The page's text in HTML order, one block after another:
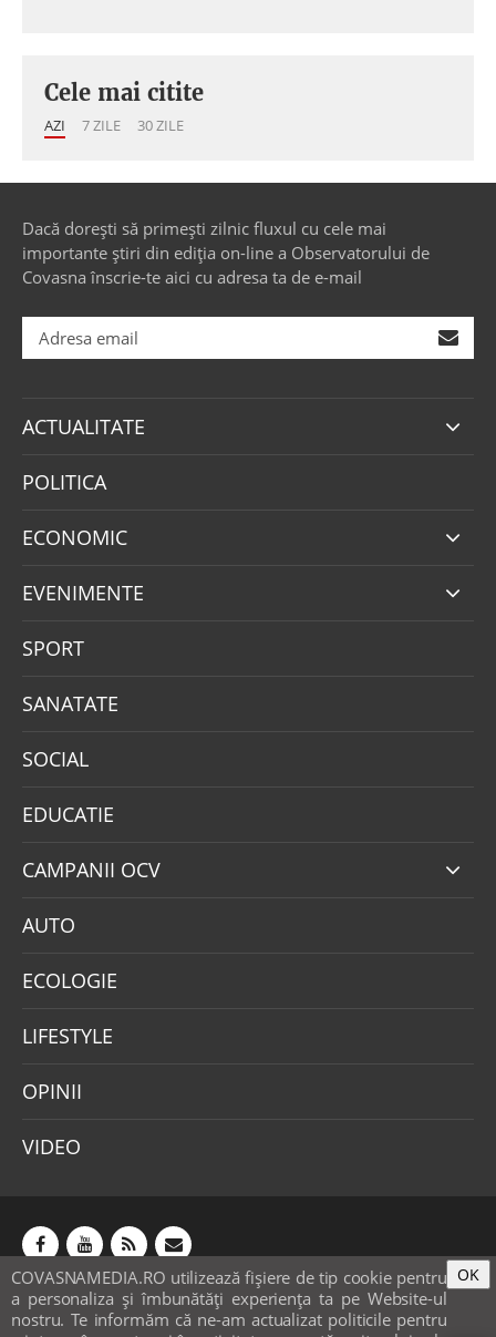
Cele mai citite
AZI 7 ZILE 30 ZILE
Dacă dorești să primești zilnic fluxul cu cele mai
importante știri din ediția on-line a Observatorului de
Covasna înscrie-te aici cu adresa ta de e-mail
ACTUALITATE
POLITICA
ECONOMIC
EVENIMENTE
SPORT
SANATATE
SOCIAL
EDUCATIE
CAMPANII OCV
AUTO
ECOLOGIE
LIFESTYLE
OPINII
VIDEO
COVASNAMEDIA.RO utilizează fişiere de tip cookie pentru
a personaliza și îmbunătăți experiența ta pe Website-ul
nostru. Te informăm că ne-am actualizat politicile pentru
OK
Abonamente Publicitate
Mica publicitate
Contact
Sondaje POLITICA COOKIE-URI & GDPR